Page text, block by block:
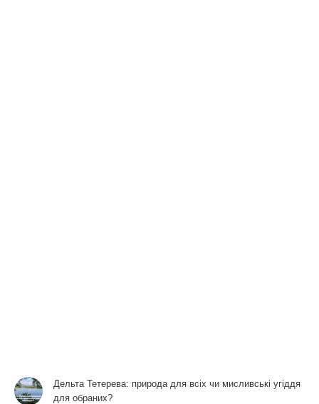
Дельта Тетерева: природа для всіх чи мисливські угіддя
для обраних?